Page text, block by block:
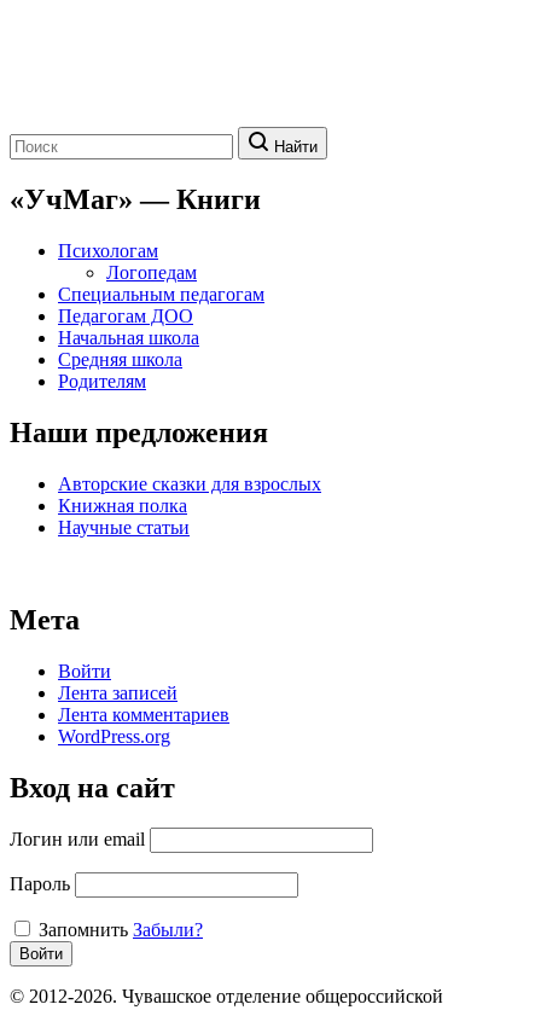
Поиск:
Найти
«УчМаг» — Книги
Психологам
Логопедам
Специальным педагогам
Педагогам ДОО
Начальная школа
Средняя школа
Родителям
Наши предложения
Авторские сказки для взрослых
Книжная полка
Научные статьи
Мета
Войти
Лента записей
Лента комментариев
WordPress.org
Вход на сайт
Логин или email
Пароль
Запомнить Забыли?
Войти
© 2012-2026. Чувашское отделение общероссийской